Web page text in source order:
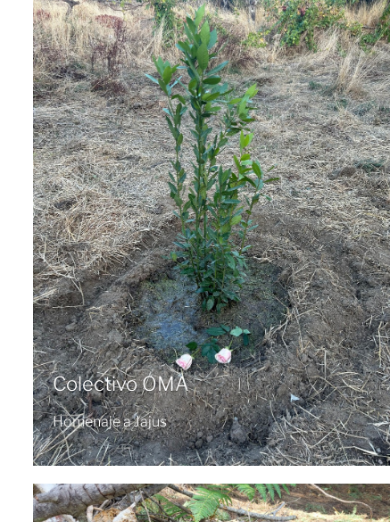
Colectivo OMA
Homenaje a Jajus